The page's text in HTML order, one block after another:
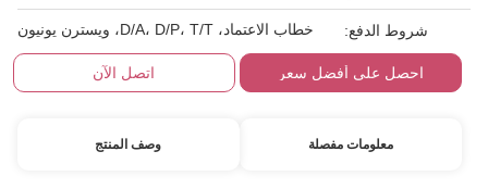
شروط الدفع: خطاب الاعتماد، D/A، D/P، T/T، ويسترن يونيون
احصل على أفضل سعر اتصل الآن
معلومات مفصلة وصف المنتج